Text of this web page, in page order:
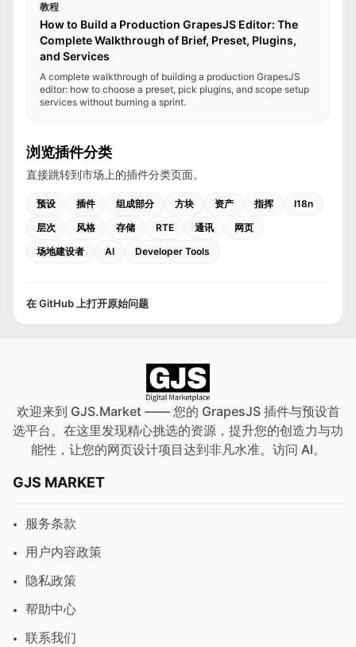
教程
How to Build a Production GrapesJS Editor: The
Complete Walkthrough of Brief, Preset, Plugins,
and Services
A complete walkthrough of building a production GrapesJS
editor: how to choose a preset, pick plugins, and scope setup
services without burning a sprint.
浏览插件分类
直接跳转到市场上的插件分类页面。
预设 插件 组成部分 方块 资产 指挥
I18n
层次
风格 存储 RTE 通讯
网页
场地建设者
AI Developer Tools
在 GitHub 上打开原始问题
欢迎来到 GJS.Market —— 您的 GrapesJS 插件与预设首
选平台。在这里发现精心挑选的资源，提升您的创造力与功
能性，让您的网页设计项目达到非凡水准。访问 AI。
GJS MARKET
服务条款
用户内容政策
隐私政策
帮助中心
联系我们